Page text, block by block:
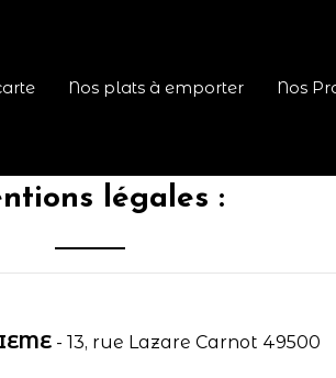
Nos plats à emporter Nos
légales :
- 13, rue Lazare Carnot 49500